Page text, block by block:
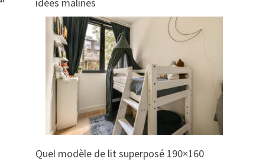
idées malines
Quel modèle de lit superposé 190×160